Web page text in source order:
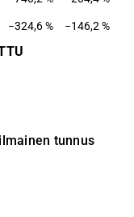
−324,6 % −146,2 %
tunnus